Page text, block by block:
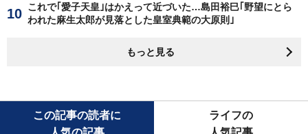
これで｢愛子天皇｣はかえって近づいた…島田裕巳｢野望にとら
われた麻生太郎が見落とした皇室典範の大原則｣
もっと見る
この記事の読者に
ライフの